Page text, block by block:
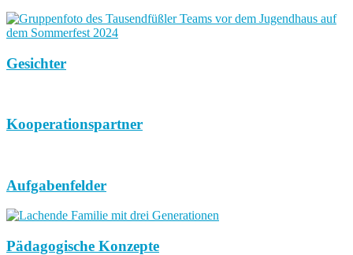
Gesichter
Kooperationspartner
Aufgabenfelder
Pädagogische Konzepte